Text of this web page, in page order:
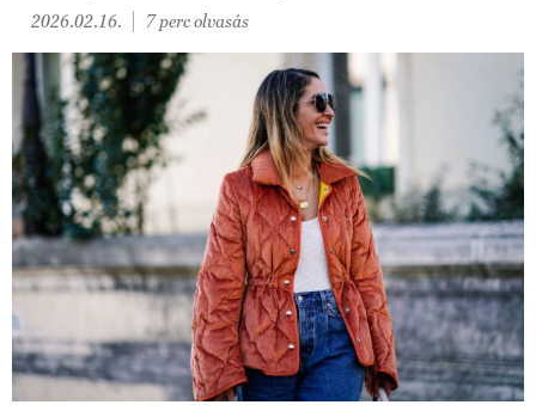
2026.02.16. 7 perc olvasás